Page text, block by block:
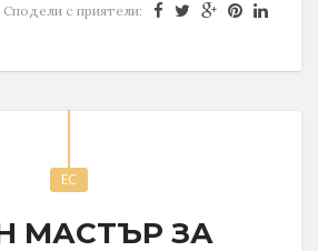
Сподели с приятели:
ЕС
МАСТЪР ЗА